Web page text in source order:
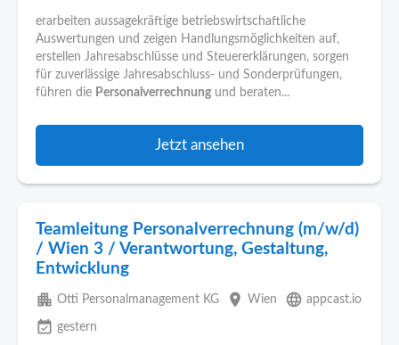
erarbeiten aussagekräftige betriebswirtschaftliche
Auswertungen und zeigen Handlungsmöglichkeiten auf,
erstellen Jahresabschlüsse und Steuererklärungen, sorgen
für zuverlässige Jahresabschluss- und Sonderprüfungen,
führen die Personalverrechnung und beraten...
Jetzt ansehen
Teamleitung Personalverrechnung (m/w/d)
/ Wien 3 / Verantwortung, Gestaltung,
Entwicklung
apartment Otti Personalmanagement KG place Wien language appcast.io
event_available gestern